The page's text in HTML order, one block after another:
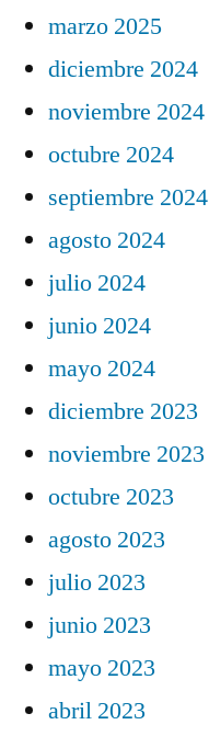
marzo 2025
diciembre 2024
noviembre 2024
octubre 2024
septiembre 2024
agosto 2024
julio 2024
junio 2024
mayo 2024
diciembre 2023
noviembre 2023
octubre 2023
agosto 2023
julio 2023
junio 2023
mayo 2023
abril 2023